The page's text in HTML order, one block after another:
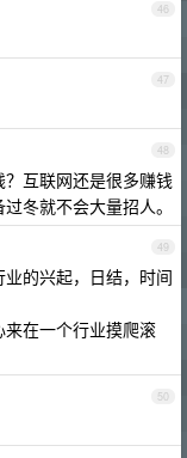
46
47
48
互联网还是很多赚钱
冬就不会大量招人。
49
的兴起，日结，时间
在一个行业摸爬滚
50